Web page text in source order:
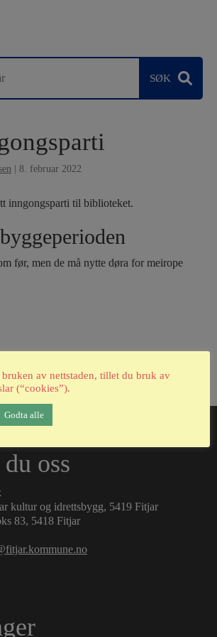
8. februar 2022
inngongsparti til biblioteket.
før, men de må nytte døra for meirope
oss
kultur og idrettsbygg, 5419 Fitjar
83, 5418 Fitjar
av nettstaden, tillet du bruk av
(“cookies”).
Godta alle